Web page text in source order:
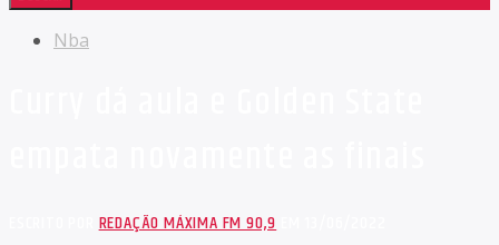
Nba
ESCRITO PORREDAÇÃO MÁXIMA FM 90,9EM 13/06/2022